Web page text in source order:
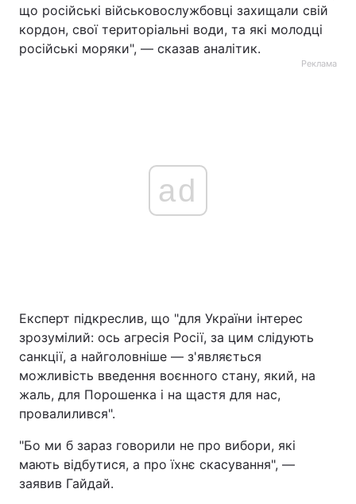
що російські військовослужбовці захищали свій
кордон, свої територіальні води, та які молодці
російські моряки", — сказав аналітик.
Реклама
ad
Експерт підкреслив, що "для України інтерес
зрозумілий: ось агресія Росії, за цим слідують
санкції, а найголовніше — з'являється
можливість введення воєнного стану, який, на
жаль, для Порошенка і на щастя для нас,
провалилився".
"Бо ми б зараз говорили не про вибори, які
мають відбутися, а про їхнє скасування", —
заявив Гайдай.